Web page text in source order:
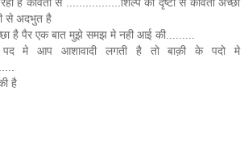
से अदभुत है
है पैर एक बात मुझे समझ मे नही आई की.........
मे आप आशावादी लगती है तो बाक़ी के पदो मे
है